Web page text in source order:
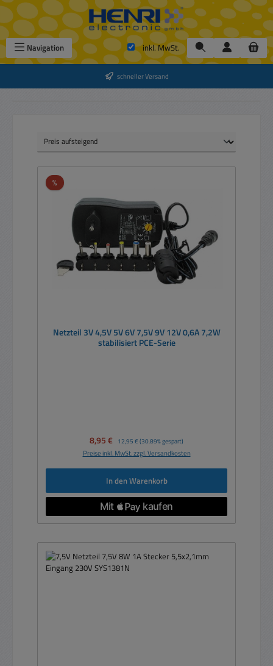
Zum Hauptinhalt springen
Navigation inkl. MwSt.
schneller Versand
%Rabatt
Netzteil 3V 4,5V 5V 6V 7,5V 9V 12V 0,6A 7,2W
stabilisiert PCE-Serie
Verkaufspreis:
8,95 € Regulärer Preis:
12,95 € (30.89% gespart)
Preise inkl. MwSt. zzgl. Versandkosten
In den Warenkorb